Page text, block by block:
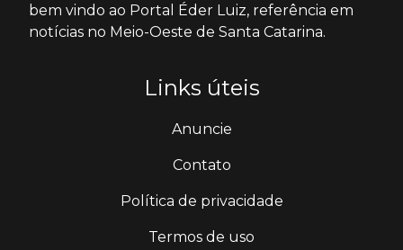
bem vindo ao Portal Éder Luiz, referência em
notícias no Meio-Oeste de Santa Catarina.
Links úteis
Anuncie
Contato
Política de privacidade
Termos de uso